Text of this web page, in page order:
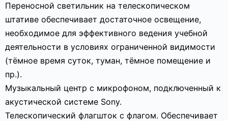
Переносной светильник на телескопическом
штативе обеспечивает достаточное освещение,
необходимое для эффективного ведения учебной
деятельности в условиях ограниченной видимости
(тёмное время суток, туман, тёмное помещение и
пр.).
Музыкальный центр с микрофоном, подключенный к
акустической системе Sony.
Телескопический флагшток с флагом. Обеспечивает